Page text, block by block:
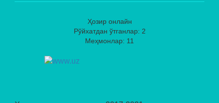
Ҳозир онлайн
Рўйхатдан ўтганлар: 2
Меҳмонлар: 11